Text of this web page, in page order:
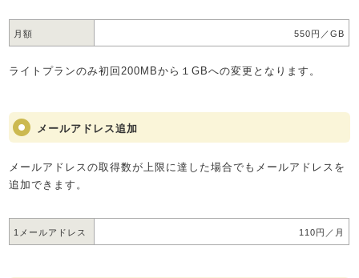
月額 550円／GB
ライトプランのみ初回200MBから１GBへの変更となります。
メールアドレス追加
メールアドレスの取得数が上限に達した場合でもメールアドレスを
追加できます。
1メールアドレス 110円／月